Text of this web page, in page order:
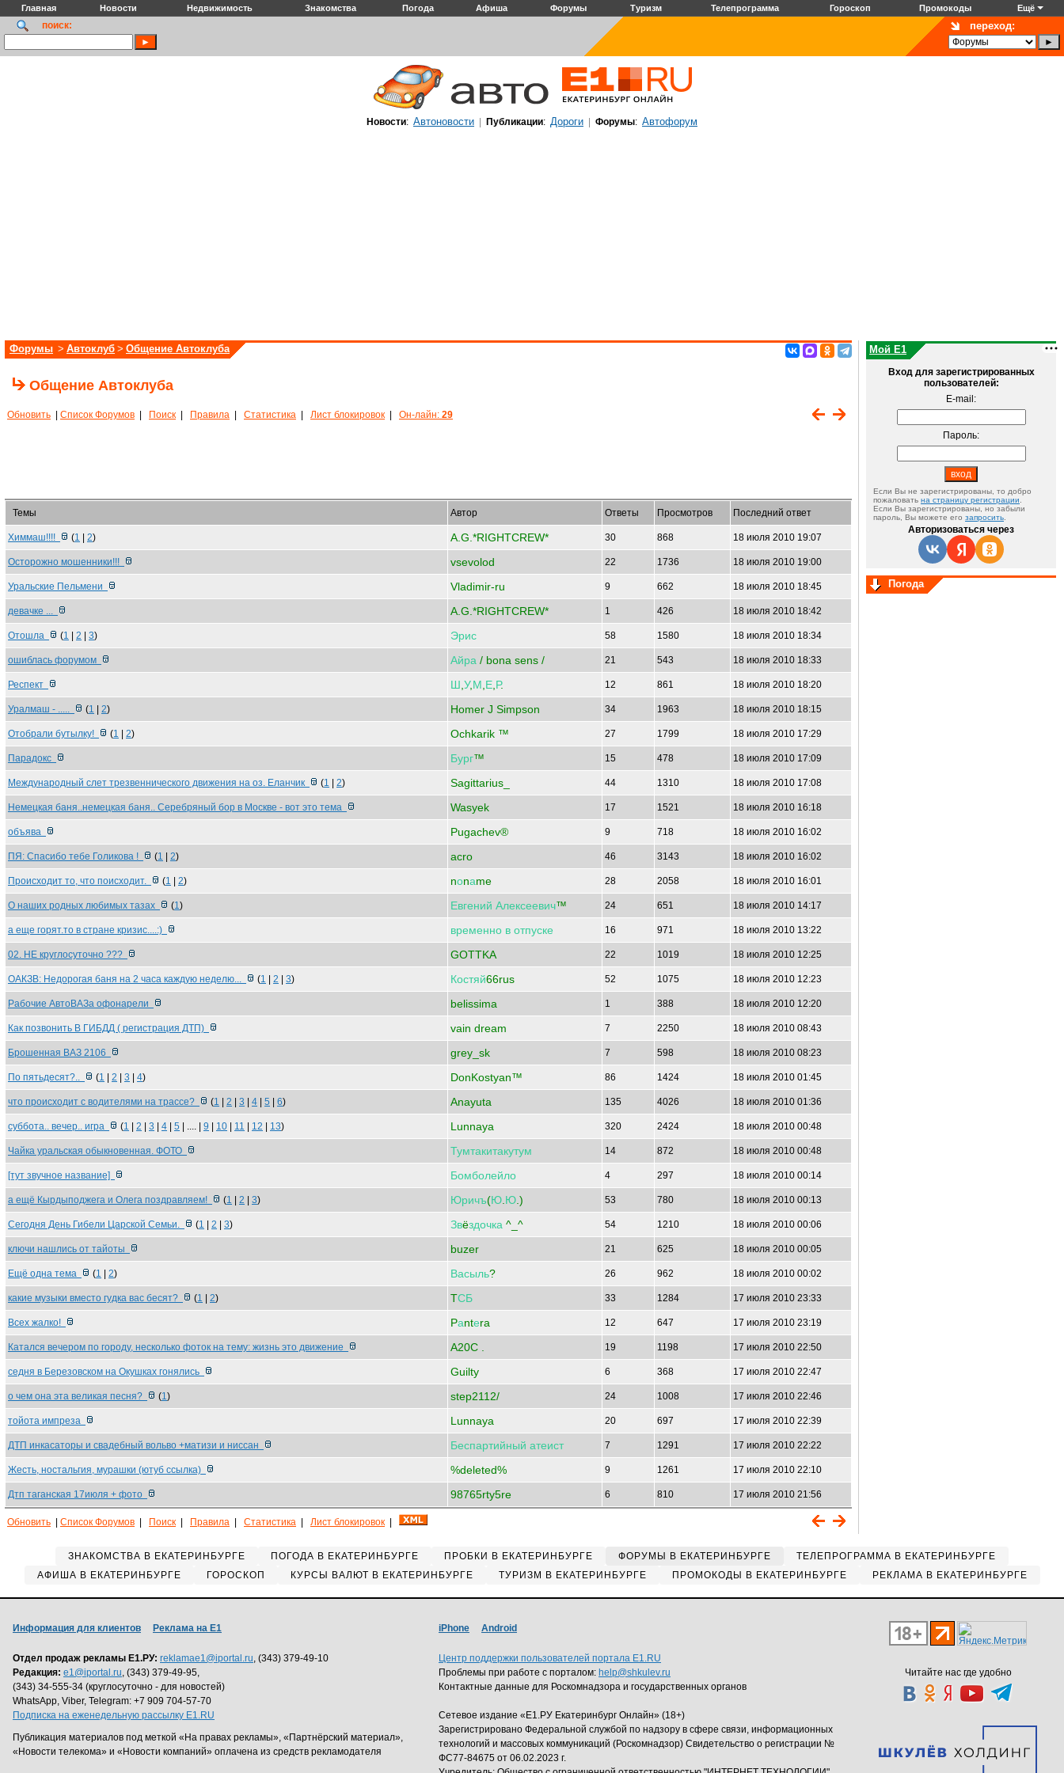
Главная Новости Недвижимость Знакомства Погода Афиша Форумы Туризм Телепрограмма Гороскоп Промокоды Ещё
поиск: переход:
Новости: Автоновости Публикации: Дороги Форумы: Автофорум
Форумы > Автоклуб > Общение Автоклуба
Общение Автоклуба
Обновить Список Форумов Поиск Правила Статистика Лист блокировок Он-лайн: 29
Темы Автор Ответы Просмотров Последний ответ
Химмаш!!!! (1 2) A.G.*RIGHTCREW* 30 868 18 июля 2010 19:07
Осторожно мошенники!!! vsevolod 22 1736 18 июля 2010 19:00
Уральские Пельмени Vladimir-ru 9 662 18 июля 2010 18:45
девачке ... A.G.*RIGHTCREW* 1 426 18 июля 2010 18:42
Отошла (1 2 3) Эрис 58 1580 18 июля 2010 18:34
ошиблась форумом Айра / bona sens / 21 543 18 июля 2010 18:33
Респект Ш У,М Е Р. 12 861 18 июля 2010 18:20
Уралмаш - ..... (1 2) Homer J Simpson 34 1963 18 июля 2010 18:15
Отобрали бутылку! (1 2) Ochkarik ™ 27 1799 18 июля 2010 17:29
Парадокс Бург™ 15 478 18 июля 2010 17:09
Международный слет трезвеннического движения на оз. Еланчик (1 2) Sagittarius_ 44 1310 18 июля 2010 17:08
Немецкая баня..немецкая баня.. Серебряный бор в Москве - вот это тема Wasyek 17 1521 18 июля 2010 16:18
объява Pugachev® 9 718 18 июля 2010 16:02
ПЯ: Спасибо тебе Голикова ! (1 2) acro 46 3143 18 июля 2010 16:02
Происходит то, что поисходит. (1 2) nоnаme 28 2058 18 июля 2010 16:01
О наших родных любимых тазах (1) Евгений Алексеевич™ 24 651 18 июля 2010 14:17
а еще горят.то в стране кризис....:) временно в отпуске 16 971 18 июля 2010 13:22
02. НЕ круглосуточно ??? GOTTKA 22 1019 18 июля 2010 12:25
ОАКЗВ: Недорогая баня на 2 часа каждую неделю... (1 2 3) Костяй66rus 52 1075 18 июля 2010 12:23
Рабочие АвтоВАЗа офонарели belissima 1 388 18 июля 2010 12:20
Как позвонить В ГИБДД ( регистрация ДТП) vain dream 7 2250 18 июля 2010 08:43
Брошенная ВАЗ 2106 grey_sk 7 598 18 июля 2010 08:23
По пятьдесят?.. (1 2 3 4) DonKostyan™ 86 1424 18 июля 2010 01:45
что происходит с водителями на трассе? (1 2 3 4 5 6) Anayuta 135 4026 18 июля 2010 01:36
суббота.. вечер.. игра (1 2 3 4 5 | .... | 9 10 11 12 13) Lunnaya 320 2424 18 июля 2010 00:48
Чайка уральская обыкновенная. ФОТО Тумтакитакутум 14 872 18 июля 2010 00:48
[тут звучное название] Бомболейло 4 297 18 июля 2010 00:14
а ещё Кырдыподжега и Олега поздравляем! (1 2 3) Юричъ(Ю Ю .) 53 780 18 июля 2010 00:13
Сегодня День Гибели Царской Семьи. (1 2 3) Звёздочка ^_^ 54 1210 18 июля 2010 00:06
ключи нашлись от тайоты buzer 21 625 18 июля 2010 00:05
Ещё одна тема (1 2) Васыль? 26 962 18 июля 2010 00:02
какие музыки вместо гудка вас бесят? (1 2) TСБ 33 1284 17 июля 2010 23:33
Всех жалко! Pаntеra 12 647 17 июля 2010 23:19
Катался вечером по городу, несколько фоток на тему: жизнь это движение A20C . 19 1198 17 июля 2010 22:50
седня в Березовском на Окушках гонялись Guilty 6 368 17 июля 2010 22:47
о чем она эта великая песня? (1) step2112/ 24 1008 17 июля 2010 22:46
тойота импреза Lunnaya 20 697 17 июля 2010 22:39
ДТП инкасаторы и свадебный вольво +матизи и ниссан Беспартийный атеист 7 1291 17 июля 2010 22:22
Жесть, ностальгия, мурашки (ютуб ссылка) %deleted% 9 1261 17 июля 2010 22:10
Дтп таганская 17июля + фото 98765rty5re 6 810 17 июля 2010 21:56
Обновить Список Форумов Поиск Правила Статистика Лист блокировок
Мой E1
Вход для зарегистрированных
пользователей:
E-mail:
Пароль:
Если Вы не зарегистрированы, то добро
пожаловать на страницу регистрации
Если Вы зарегистрированы, но забыли
пароль, Вы можете его запросить
Авторизоваться через
Погода
ЗНАКОМСТВА В ЕКАТЕРИНБУРГЕ ПОГОДА В ЕКАТЕРИНБУРГЕ ПРОБКИ В ЕКАТЕРИНБУРГЕ ФОРУМЫ В ЕКАТЕРИНБУРГЕ
ТЕЛЕПРОГРАММА В ЕКАТЕРИНБУРГЕ
АФИША В ЕКАТЕРИНБУРГЕ
ГОРОСКОП КУРСЫ ВАЛЮТ В ЕКАТЕРИНБУРГЕ ТУРИЗМ В ЕКАТЕРИНБУРГЕ ПРОМОКОДЫ В ЕКАТЕРИНБУРГЕ РЕКЛАМА В ЕКАТЕРИНБУРГЕ
Читайте нас где удобно
Информация для клиентов Реклама на Е1
Отдел продаж рекламы Е1.РУ: reklamae1@iportal.ru, (343) 379-49-10
Редакция: e1@iportal.ru, (343) 379-49-95,
(343) 34-555-34 (круглосуточно - для новостей)
WhatsApp, Viber, Telegram: +7 909 704-57-70
Подписка на еженедельную рассылку E1.RU
Публикация материалов под меткой «На правах рекламы», «Партнёрский материал»,
«Новости телекома» и «Новости компаний» оплачена из средств рекламодателя
iPhone Android
Центр поддержки пользователей портала E1.RU
Проблемы при работе с порталом: help@shkulev.ru
Контактные данные для Роскомнадзора и государственных органов
Сетевое издание «Е1.РУ Екатеринбург Онлайн» (18+)
Зарегистрировано Федеральной службой по надзору в сфере связи, информационных
технологий и массовых коммуникаций (Роскомнадзор) Свидетельство о регистрации №
ФС77-84675 от 06.02.2023 г.